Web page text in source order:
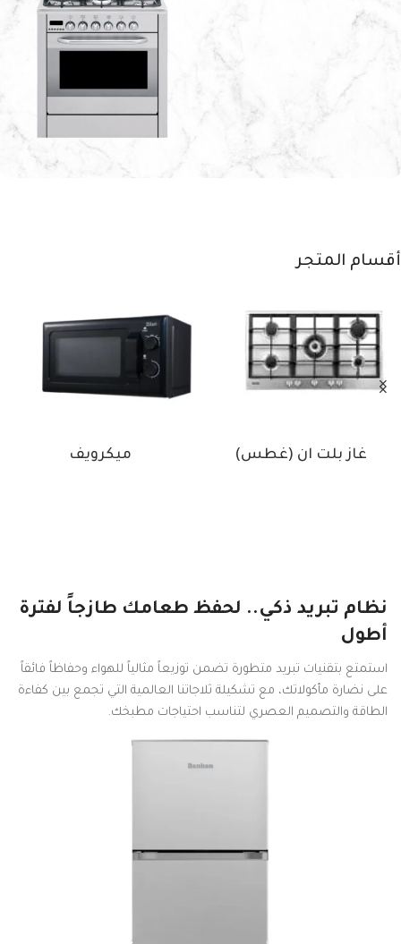
تسوق الآن
طهي أسرع ونتائج مبهرة
أقسام المتجر
غاز بلت ان (غطس) ميكرويف
نظام تبريد ذكي.. لحفظ طعامك طازجاً لفترة
أطول
استمتع بتقنيات تبريد متطورة تضمن توزيعاً مثالياً للهواء وحفاظاً فائقاً
على نضارة مأكولاتك، مع تشكيلة ثلاجاتنا العالمية التي تجمع بين كفاءة
الطاقة والتصميم العصري لتناسب احتياجات مطبخك.